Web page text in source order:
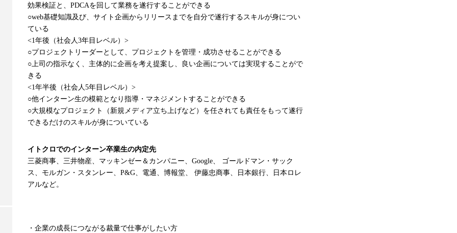
効果検証と、PDCAを回して業務を遂行することができる
○web基礎知識及び、サイト企画からリリースまでを自分で遂行するスキルが身につい
ている
<1年後（社会人3年目レベル）>
○プロジェクトリーダーとして、プロジェクトを管理・成功させることができる
○上司の指示なく、主体的に企画を考え提案し、良い企画については実現することがで
きる
<1年半後（社会人5年目レベル）>
○他インターン生の模範となり指導・マネジメントすることができる
○大規模なプロジェクト（新規メディア立ち上げなど）を任されても責任をもって遂行
できるだけのスキルが身についている
イトクロでのインターン卒業生の内定先
三菱商事、三井物産、マッキンゼー＆カンパニー、Google、 ゴールドマン・サック
ス、モルガン・スタンレー、P&G、電通、博報堂、 伊藤忠商事、日本銀行、日本ロレ
アルなど。
・企業の成長につながる裁量で仕事がしたい方